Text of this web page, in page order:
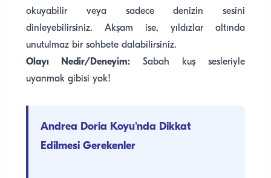
okuyabilir veya sadece denizin sesini
dinleyebilirsiniz. Akşam ise, yıldızlar altında
unutulmaz bir sohbete dalabilirsiniz.
Olayı Nedir/Deneyim: Sabah kuş sesleriyle
uyanmak gibisi yok!
Andrea Doria Koyu'nda Dikkat
Edilmesi Gerekenler